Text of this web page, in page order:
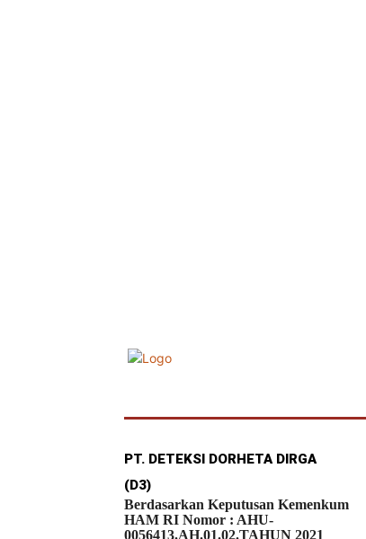
PT. DETEKSI DORHETA DIRGA
(D3)
Berdasarkan Keputusan Kemenkum
HAM RI Nomor : AHU-
0056413.AH.01.02.TAHUN 2021